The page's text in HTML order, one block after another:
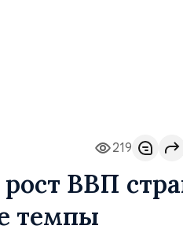
219
ВВП
темпы